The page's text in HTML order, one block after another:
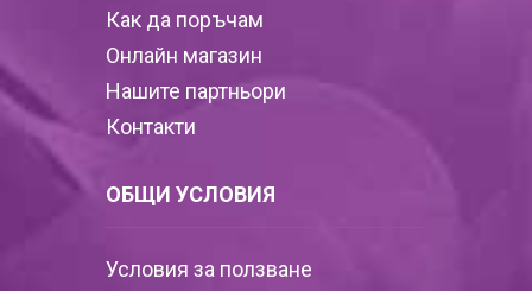
Как да поръчам
Онлайн магазин
Нашите партньори
Контакти
ОБЩИ УСЛОВИЯ
Условия за ползване